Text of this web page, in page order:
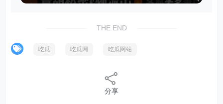
THE END
吃瓜 吃瓜网 吃瓜网站
分享